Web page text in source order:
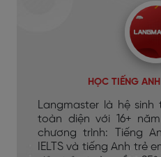
HỌC TIẾNG
Langmaster là hệ
toàn diện với 16+
chương trình: Tiếng
IELTS và tiếng Anh trẻ